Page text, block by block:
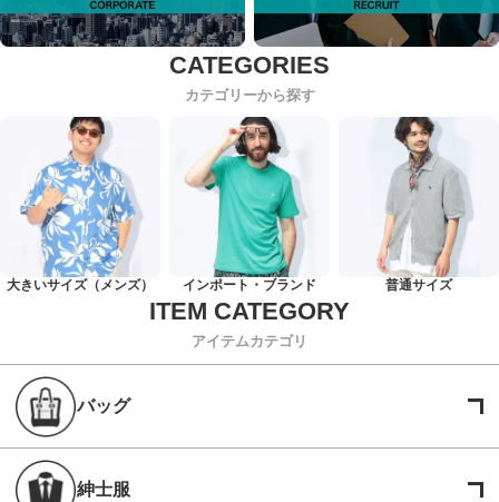
カテゴリーから探す
大きいサイズ（メンズ） インポート・ブランド 普通サイズ
アイテムカテゴリ
バッグ
紳士服